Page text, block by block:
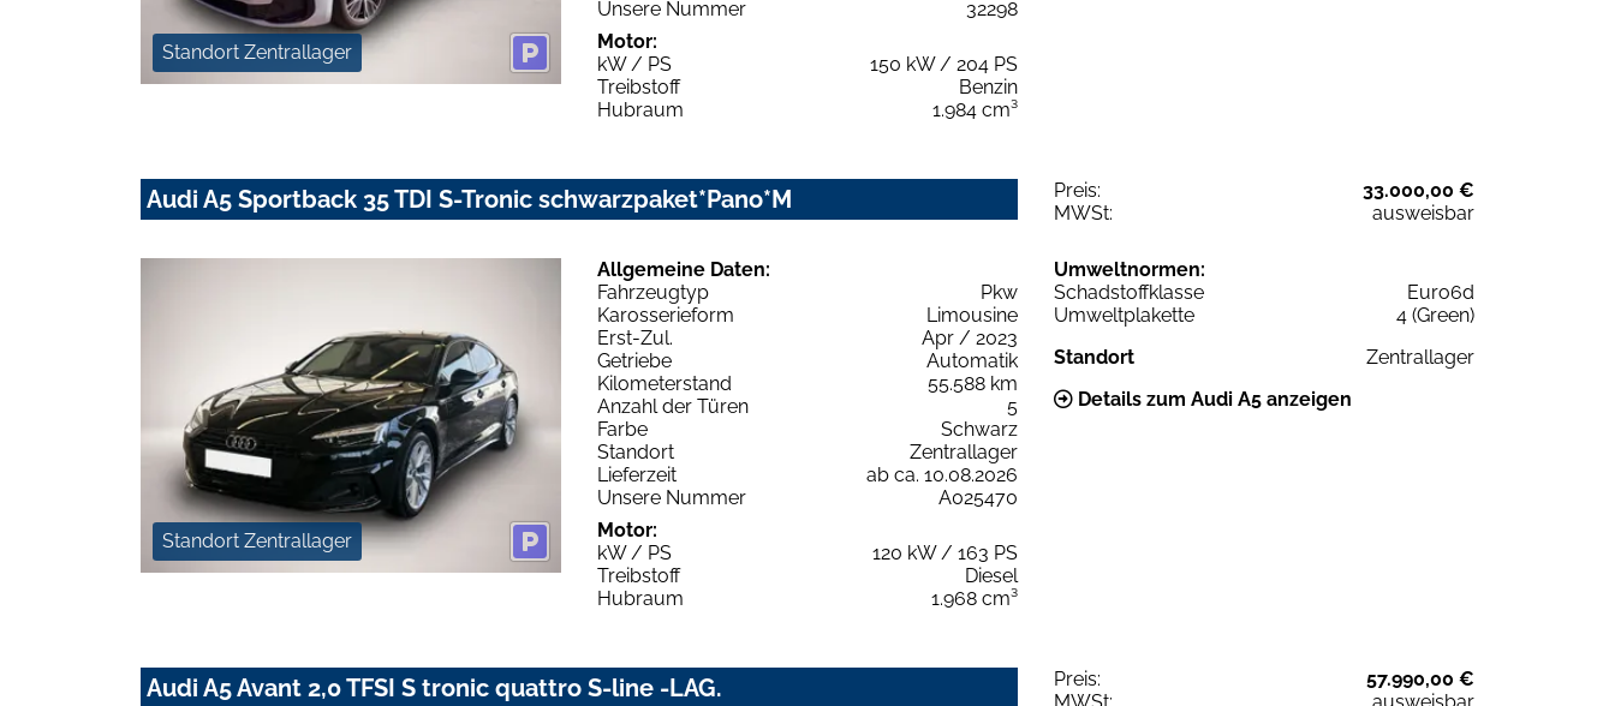
Standort Zentrallager
Unsere Nummer
32298
Motor:
kW / PS
150 kW / 204 PS
Treibstoff
Benzin
Hubraum
1.984 cm³
Audi A5 Sportback 35 TDI S-Tronic schwarzpaket*Pano*M Preis:
33.000,00 €
MWSt:
ausweisbar
Standort Zentrallager
Allgemeine Daten:
Fahrzeugtyp
Pkw
Karosserieform
Limousine
Erst-Zul.
Apr / 2023
Getriebe
Automatik
Kilometerstand
55.588 km
Anzahl der Türen
5
Farbe
Schwarz
Standort
Zentrallager
Lieferzeit
ab ca. 10.08.2026
Unsere Nummer
A025470
Motor:
kW / PS
120 kW / 163 PS
Treibstoff
Diesel
Hubraum
1.968 cm³
Umweltnormen:
Schadstoffklasse
Euro6d
Umweltplakette
4 (Green)
Standort
Zentrallager
Details zum Audi A5 anzeigen
Audi A5 Avant 2,0 TFSI S tronic quattro S-line -LAG. Preis:
57.990,00 €
MWSt:
ausweisbar